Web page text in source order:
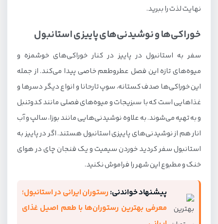
نهایت لذت را ببرید.
خوراکی‌ها و نوشیدنی‌های پاییزی استانبول
سفر به استانبول در پاییز در کنار خوراکی‌های خوشمزه و
میوه‌های تازه این فصل عطروطعم خاصی پیدا می‌کند. از جمله
این خوراکی‌ها صدف کستانه، سوپ تارحانا و انواع دیگر دسرها و
غذاهایی است که با سبزیجات و میوه‌های فصلی مانند کدوتنبل
و به تهیه می‌شوند. به علاوه نوشیدنی‌هایی مانند بوزا، سالپ و آب
انار هم از نوشیدنی‌های پاییزی استانبول هستند. اگر در پاییز به
استانبول سفر کردید خوردن سیمیت و یک فنجان چای در هوای
خنک و مطبوع این شهر را فراموش نکنید.
پیشنهاد خواندنی: رستوران ایرانی در استانبول؛
معرفی بهترین رستوران‌ها با طعم اصیل غذای